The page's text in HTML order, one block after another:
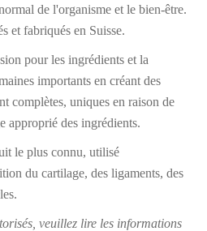
de l'organisme et le bien-être.
et fabriqués en Suisse.
pour les ingrédients et la
importants en créant des
complètes, uniques en raison de
approprié des ingrédients.
le plus connu, utilisé
du cartilage, des ligaments, des
veuillez lire les informations